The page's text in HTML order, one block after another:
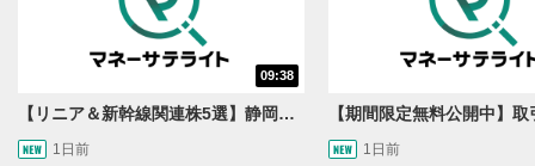
動画再生エリア
動画再生エリアをクリックすると、動画を再生または
一時停止します。
2
09:38
【リニア＆新幹線関連株5選】静岡県知事の承認でリニア路線工事進展！北陸新幹線も「小浜・京都ルート」再決定！関連する注目の銘柄は？＜たけぞうNEWS＞
1日前 1日前